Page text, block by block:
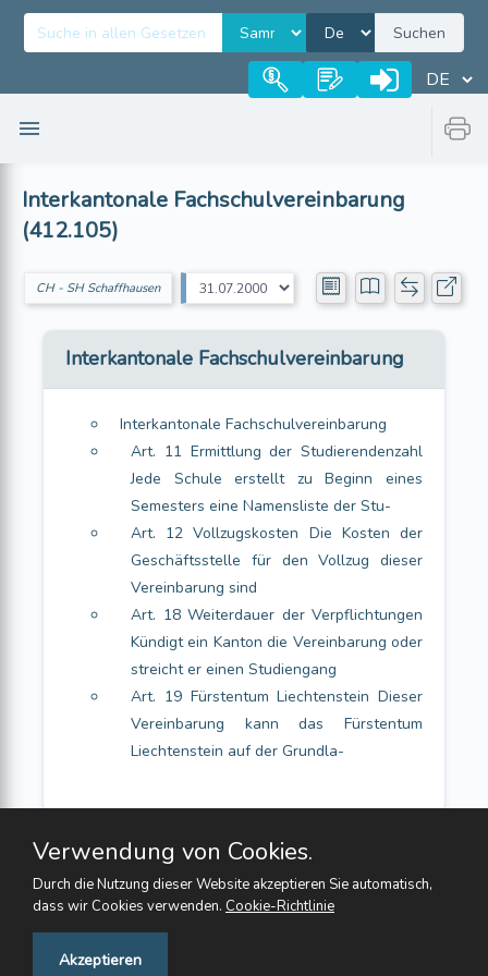
Suchen
Interkantonale Fachschulvereinbarung
(412.105)
CH - SH Schaffhausen
Interkantonale Fachschulvereinbarung
Interkantonale Fachschulvereinbarung
Art. 11 Ermittlung der Studierendenzahl
Jede Schule erstellt zu Beginn eines
Semesters eine Namensliste der Stu-
Art. 12 Vollzugskosten Die Kosten der
Geschäftsstelle für den Vollzug dieser
Vereinbarung sind
Art. 18 Weiterdauer der Verpflichtungen
Kündigt ein Kanton die Vereinbarung oder
streicht er einen Studiengang
Art. 19 Fürstentum Liechtenstein Dieser
Vereinbarung kann das Fürstentum
Liechtenstein auf der Grundla-
Verwendung von Cookies.
Durch die Nutzung dieser Website akzeptieren Sie automatisch,
dass wir Cookies verwenden. Cookie-Richtlinie
Akzeptieren